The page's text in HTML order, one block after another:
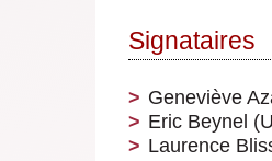
Signataires
Geneviève
Eric Beynel
Laurence